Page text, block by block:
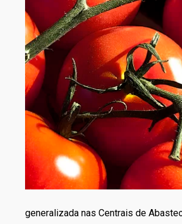
generalizada nas Centrais de